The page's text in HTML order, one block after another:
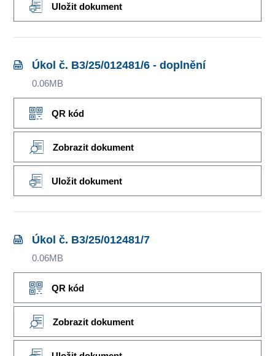
Uložit dokument
Úkol č. B3/25/012481/6 - doplnění
0.06MB
QR kód
Zobrazit dokument
Uložit dokument
Úkol č. B3/25/012481/7
0.06MB
QR kód
Zobrazit dokument